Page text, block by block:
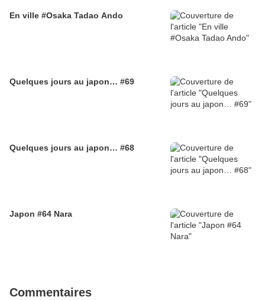
En ville #Osaka Tadao Ando
Quelques jours au japon… #69
Quelques jours au japon… #68
Japon #64 Nara
Commentaires